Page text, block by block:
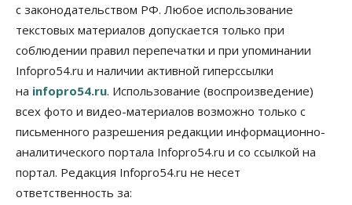
В Новосибирской области резко
сократился грузооборот в автоперевозках
07 Августа 2026, 19:00
Общество
В Новосибирске прошёл митинг
против нового закона о памятниках
07 Августа 2026, 18:00
Бизнес
В аэропорту Толмачёво завершены работы по
бетонированию рулежных дорожек
07 Августа 2026, 17:00
с законодательством РФ. Любое использование
текстовых материалов допускается только при
соблюдении правил перепечатки и при упоминании
Infopro54.ru и наличии активной гиперссылки
на infopro54.ru. Использование (воспроизведение)
всех фото и видео-материалов возможно только с
письменного разрешения редакции информационно-
аналитического портала Infopro54.ru и со ссылкой на
портал. Редакция Infopro54.ru не несет
ответственность за: